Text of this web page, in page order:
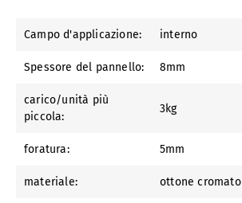
Campo d'applicazione: interno
Spessore del pannello: 8mm
carico/unità più
piccola:
3kg
foratura: 5mm
materiale: ottone cromato